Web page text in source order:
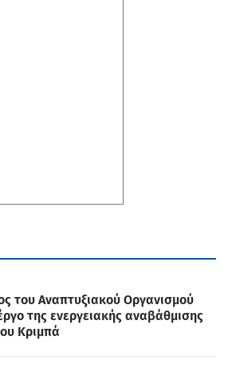
του Αναπτυξιακού Οργανισμού
της ενεργειακής αναβάθμισης
Κριμπά